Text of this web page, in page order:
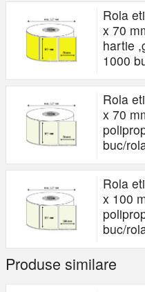
Rola
x 70
hartie
1000
Rola
x 70
buc/
Rola
x 100
buc/
Produse similare